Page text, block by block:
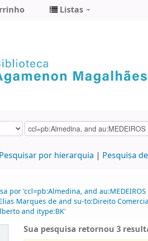
Listas
Pesquisar por hierarquia Pesquisa
por 'ccl=pb:Almedina, and
Elias Marques de and su-to:Direito
and itype:BK'
Sua pesquisa retornou 3